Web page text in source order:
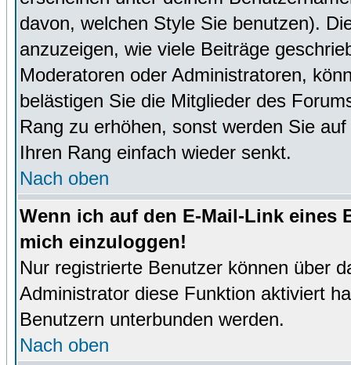
davon, welchen Style Sie benutzen).
anzuzeigen, wie viele Beiträge
Moderatoren oder Administratoren,
belästigen Sie die Mitglieder des
Rang zu erhöhen, sonst werden Sie
Ihren Rang einfach wieder senkt.
Nach oben
Wenn ich auf den E-Mail-Link eines
mich einzuloggen!
Nur registrierte Benutzer können über
Administrator diese Funktion aktiviert
Benutzern unterbunden werden.
Nach oben